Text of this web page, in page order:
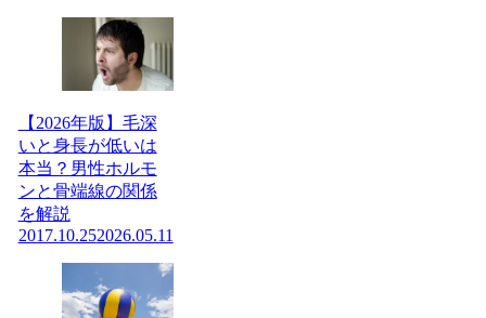
【2026年版】毛深
いと身長が低いは
本当？男性ホルモ
ンと骨端線の関係
を解説
2017.10.252026.05.11